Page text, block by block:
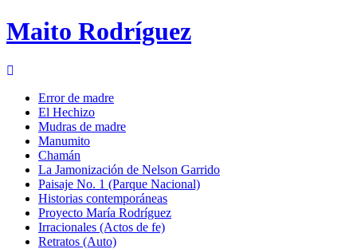
Maito Rodríguez
menuError de madre
El Hechizo
Mudras de madre
Manumito
Chamán
La Jamonización de Nelson Garrido
Paisaje No. 1 (Parque Nacional)
Historias contemporáneas
Proyecto María Rodríguez
Irracionales (Actos de fe)
Retratos (Auto)